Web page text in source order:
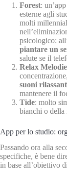
Forest:
esterne agli
molti
psicologico:
piantare un
salute se il
Relax
suoni
mantenere il
Tide: molto
bianchi o della
App per lo studio:
Passando ora alla
specifiche, è bene
in base all’obiettivo